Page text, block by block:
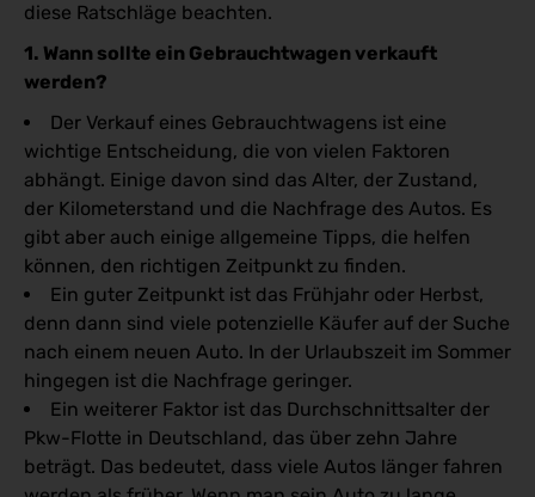
diese Ratschläge beachten.
1. Wann sollte ein Gebrauchtwagen verkauft
werden?
Der Verkauf eines Gebrauchtwagens ist eine
wichtige Entscheidung, die von vielen Faktoren
abhängt. Einige davon sind das Alter, der Zustand,
der Kilometerstand und die Nachfrage des Autos. Es
gibt aber auch einige allgemeine Tipps, die helfen
können, den richtigen Zeitpunkt zu finden.
Ein guter Zeitpunkt ist das Frühjahr oder Herbst,
denn dann sind viele potenzielle Käufer auf der Suche
nach einem neuen Auto. In der Urlaubszeit im Sommer
hingegen ist die Nachfrage geringer.
Ein weiterer Faktor ist das Durchschnittsalter der
Pkw-Flotte in Deutschland, das über zehn Jahre
beträgt. Das bedeutet, dass viele Autos länger fahren